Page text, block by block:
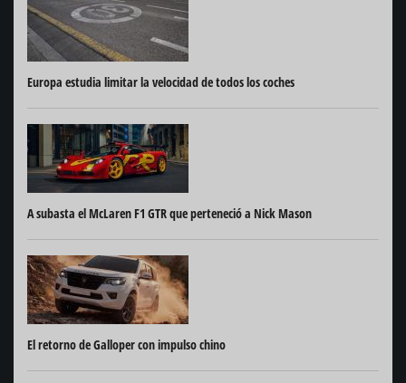
Europa estudia limitar la velocidad de todos los coches
A subasta el McLaren F1 GTR que perteneció a Nick Mason
El retorno de Galloper con impulso chino